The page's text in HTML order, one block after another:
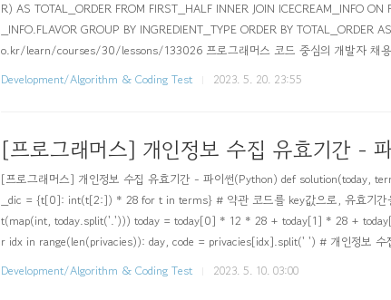
R) AS TOTAL_ORDER FROM FIRST_HALF INNER JOIN ICECREAM_INFO ON
_INFO.FLAVOR GROUP BY INGREDIENT_TYPE ORDER BY
o.kr/learn/courses/30/lessons/133026 프로그래머스 코드 중심의 개발자 채
래머스의 개발자 맞춤형 프로필을 등록하고, 나와 기술 궁합이 잘 맞는 기업들을
Development/Algorithm & Coding Test 2023. 5. 20. 23:55
[프로그래머스] 개인정보 수집 유효기간 -
[프로그래머스] 개인정보 수집 유효기간 - 파이썬(Python) def solution(today,
_dic = {t[0]: int(t[2:]) * 28 for t in terms} # 약관 코드를 key값으로, 유효기간
t(map(int, today.split('.'))) today = today[0] * 12 * 28 + today[1] * 28 +
r idx in range(len(privacies)): day, code = privacies[idx].split(' ') # 개인정보 수
(ma..
Development/Algorithm & Coding Test 2023. 5. 10. 03:00